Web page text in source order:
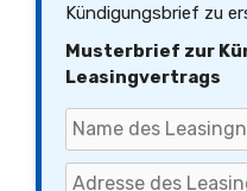
Kündigungsbrief zu
Musterbrief zur
Leasingvertrags